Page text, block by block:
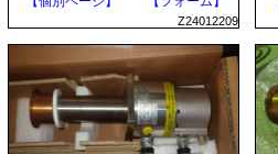
Z24012209